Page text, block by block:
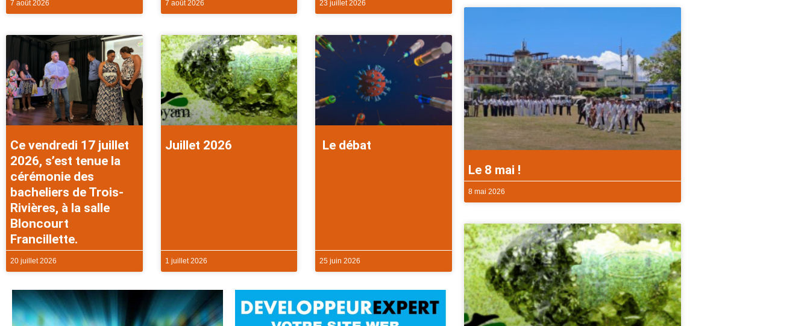
7 août 2026 7 août 2026 23 juillet 2026
Ce vendredi 17 juillet
2026, s’est tenue la
cérémonie des
bacheliers de Trois-
Rivières, à la salle
Bloncourt
Francillette.
20 juillet 2026
Juillet 2026
1 juillet 2026
Le débat
25 juin 2026
Le 8 mai !
8 mai 2026